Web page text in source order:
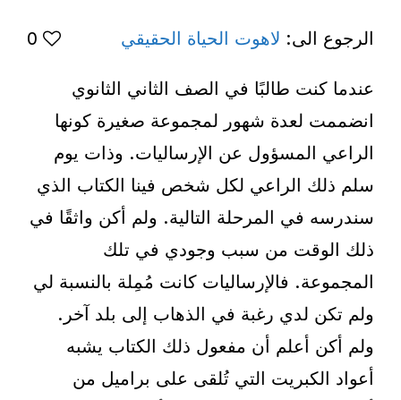
الرجوع الى: لاهوت الحياة الحقيقي 0
عندما كنت طالبًا في الصف الثاني الثانوي
انضممت لعدة شهور لمجموعة صغيرة كونها
الراعي المسؤول عن الإرساليات. وذات يوم
سلم ذلك الراعي لكل شخص فينا الكتاب الذي
سندرسه في المرحلة التالية. ولم أكن واثقًا في
ذلك الوقت من سبب وجودي في تلك
المجموعة. فالإرساليات كانت مُمِلة بالنسبة لي
ولم تكن لدي رغبة في الذهاب إلى بلد آخر.
ولم أكن أعلم أن مفعول ذلك الكتاب يشبه
أعواد الكبريت التي تُلقى على براميل من